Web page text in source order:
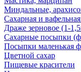
Миндальные,
Сахарная и
Драже зерновое (1-
Сахарные посыпки
Посыпки маленькая
Цветной сахар
Пищевые красители